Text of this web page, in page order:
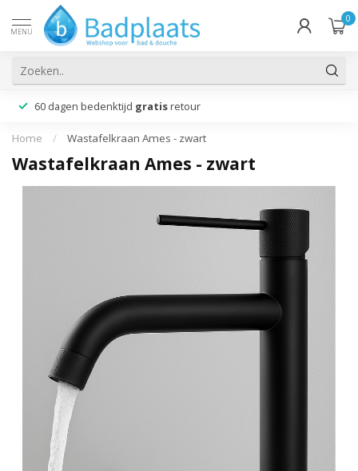
MENU
0
60 dagen bedenktijd gratis retour
Home / Wastafelkraan Ames - zwart
Wastafelkraan Ames - zwart